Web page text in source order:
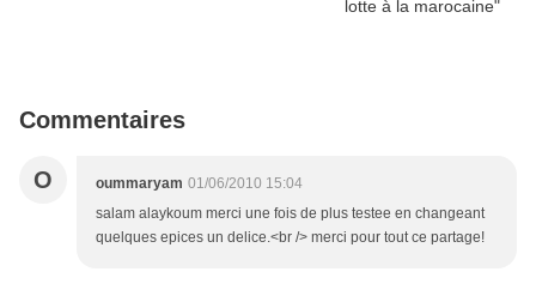
Commentaires
O oummaryam 01/06/2010 15:04
salam alaykoum merci une fois de plus testee en changeant
quelques epices un delice.<br /> merci pour tout ce partage!